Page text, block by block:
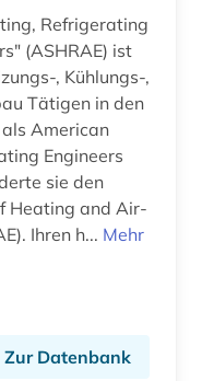
Refrigerating
(ASHRAE) ist
, Kühlungs-,
Tätigen in den
American
Engineers
sie den
Heating and Air-
Ihren h... Mehr
Zur Datenbank